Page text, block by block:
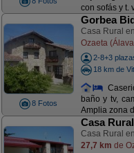
con sofás y t.
8 Fotos
Gorbea
Casa Rural en
Ozaeta
2-8+3
18 km de
baño y tv,
Amplia zona
Casa
Casa Rural en
27,7 km de